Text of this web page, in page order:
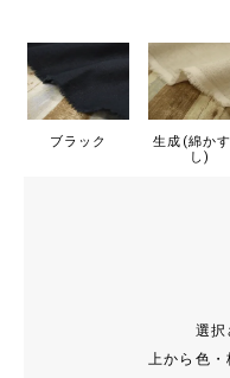
ブラック
生成(綿か
し)
選択
上から色